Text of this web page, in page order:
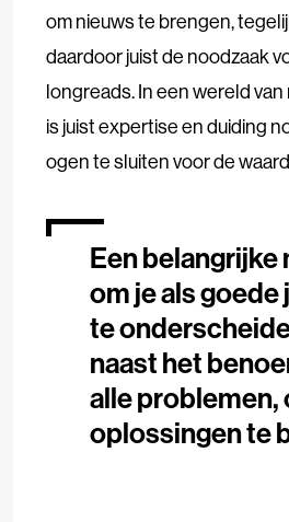
om nieuws te brengen,
daardoor juist de noodzaak
longreads. In een wereld
is juist expertise en duiding
ogen te sluiten voor de
Een belangrijke
om je als
te
naast het
alle problemen,
oplossingen te